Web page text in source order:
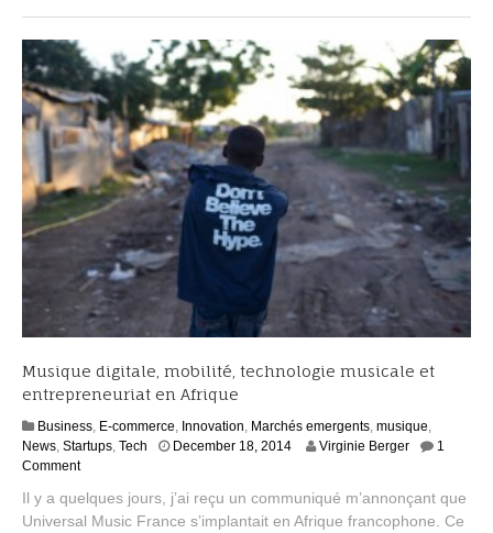
0
5
Musique digitale, mobilité, technologie musicale et
entrepreneuriat en Afrique
Business E-commerce Innovation Marchés emergents musique
News Startups Tech December 18, 2014J
y
2
Virginie Berger
1
Comment
Il y a quelques jours, j’ai reçu un communiqué m’annonçant que
Universal Music France s’implantait en Afrique francophone. Ce